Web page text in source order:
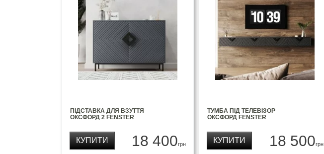
ПІДСТАВКА ДЛЯ ВЗУТТЯ
ОКСФОРД 2 FENSTER
18 400грн
КУПИТИ
ТУМБА ПІД ТЕЛЕВІЗОР
ОКСФОРД FENSTER
18 500грн
КУПИТИ